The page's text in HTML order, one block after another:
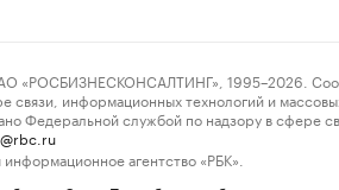
1995–2026.
связи, информационных технологий и
Федеральной службой по надзору в сфере
агентство «РБК».